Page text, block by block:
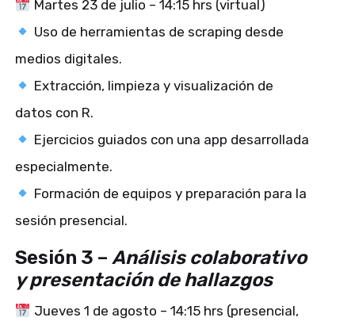
Martes 23 de julio – 14:15 hrs (virtual)
Uso de herramientas de scraping desde
medios digitales.
Extracción, limpieza y visualización de
datos con R.
Ejercicios guiados con una app desarrollada
especialmente.
Formación de equipos y preparación para la
sesión presencial.
Sesión 3 –Análisis colaborativo
y presentación de hallazgos
Jueves 1 de agosto – 14:15 hrs (presencial,